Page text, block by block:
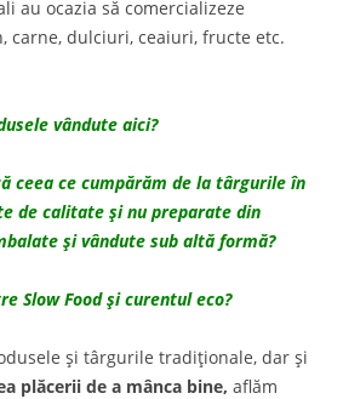
au ocazia să comercializeze
carne, dulciuri, ceaiuri, fructe etc.
vândute aici?
ceea ce cumpărăm de la târgurile în
de calitate şi nu preparate din
şi vândute sub altă formă?
Slow Food şi curentul eco?
şi târgurile tradiţionale, dar şi
plăcerii de a mânca bine, aflăm